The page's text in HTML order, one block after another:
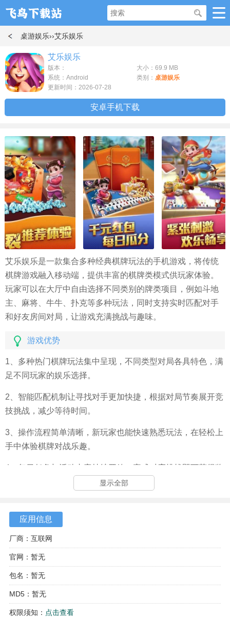
桌游娱乐››艾乐娱乐
艾乐娱乐
版本：
大小：69.9 MB
系统：Android
类别： 桌游娱乐
更新时间：2026-07-28
安卓手机下载
艾乐娱乐是一款集合多种经典棋牌玩法的手机游戏，将传统
棋牌游戏融入移动端，提供丰富的棋牌类模式供玩家体验。
玩家可以在大厅中自由选择不同类别的牌类项目，例如斗地
主、麻将、牛牛、扑克等多种玩法，同时支持实时匹配对手
和好友房间对局，让游戏充满挑战与趣味。
游戏优势
1、多种热门棋牌玩法集中呈现，不同类型对局各具特色，满
足不同玩家的娱乐选择。
2、智能匹配机制让寻找对手更加快捷，根据对局节奏展开竞
技挑战，减少等待时间。
3、操作流程简单清晰，新玩家也能快速熟悉玩法，在轻松上
手中体验棋牌对战乐趣。
4、每日任务与活动内容持续开放，完成对应挑战即可获得奖
励，让日常参与更加丰富。显示全部
应用信息
厂商：互联网
官网：暂无
包名：暂无
MD5：暂无
权限须知： 点击查看